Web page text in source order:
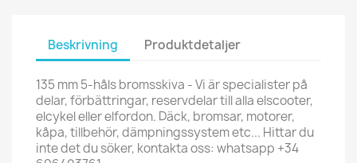
Beskrivning Produktdetaljer
135 mm 5-håls bromsskiva - Vi är specialister på
delar, förbättringar, reservdelar till alla elscooter,
elcykel eller elfordon. Däck, bromsar, motorer,
kåpa, tillbehör, dämpningssystem etc... Hittar du
inte det du söker, kontakta oss: whatsapp +34